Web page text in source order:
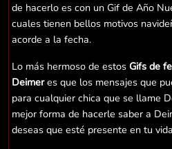
de hacerlo es con un Gif de Año
cuales tienen bellos motivos
acorde a la fecha.
Lo más hermoso de estos Gifs de
Deimeres que los mensajes que
para cualquier chica que se llame
mejor forma de hacerle saber a
deseas que esté presente en tu